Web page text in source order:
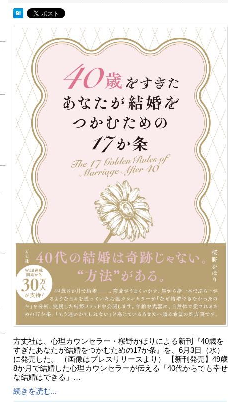
方丈社は、心理カウンセラー・桜野かほりによる新刊『40歳を
すぎたあなたが結婚をつかむための17か条』を、6月3日（水）
に発売した。 （画像はプレスリリースより） 【新刊発売】49歳
8か月で結婚した心理カウンセラーが伝える「40代からでも幸せ
な結婚はできる」…
続きを読む...